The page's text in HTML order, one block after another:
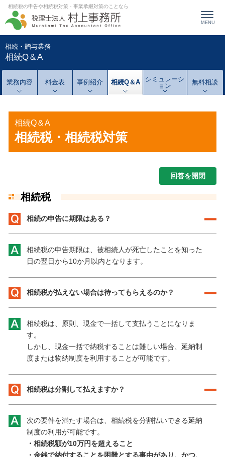
MENU
相続税の申告や相続税対策・事業承継対策のことなら
相続・贈与業務
相続Q＆A
業務内容 料金表 事例紹介 相続Q＆A
シミュレーシ
ョン
無料相談
相続Q＆A
相続税・相続税対策
相続税
相続の申告に期限はある？
相続税の申告期限は、被相続人が死亡したことを知った
日の翌日から10か月以内となります。
相続税が払えない場合は待ってもらえるのか？
相続税は、原則、現金で一括して支払うことになりま
す。
しかし、現金一括で納税することは難しい場合、延納制
度または物納制度を利用することが可能です。
相続税は分割して払えますか？
次の要件を満たす場合は、相続税を分割払いできる延納
制度の利用が可能です。
・相続税額が10万円を超えること
・金銭で納付することを困難とする事由があり、かつ、